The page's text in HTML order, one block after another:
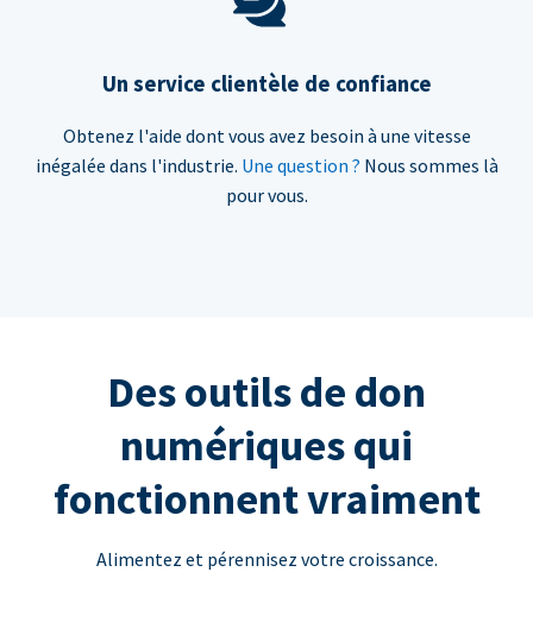
Un service clientèle de confiance
Obtenez l'aide dont vous avez besoin à une vitesse
inégalée dans l'industrie. Une question ? Nous sommes là
pour vous.
Des outils de don
numériques qui
fonctionnent vraiment
Alimentez et pérennisez votre croissance.